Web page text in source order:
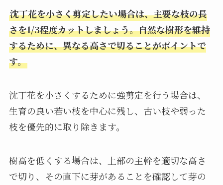
沈丁花を小さく剪定したい場合は、主要な枝の長
さを1/3程度カットしましょう。自然な樹形を維持
するために、異なる高さで切ることがポイントで
す。
沈丁花を小さくするために強剪定を行う場合は、
生育の良い若い枝を中心に残し、古い枝や弱った
枝を優先的に取り除きます。
樹高を低くする場合は、上部の主幹を適切な高さ
で切り、その直下に芽があることを確認して芽の